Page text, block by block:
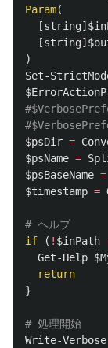
Param(
[string]
[string]
)
Set-
$Error
$psDir =
$psName =
$psBaseName =
$timestamp =
# ヘルプ
if
( ! $inPath
Get-Help
return
}
# 処理開始
Write-Verbose